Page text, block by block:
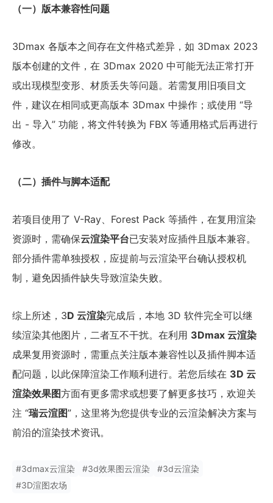
（一）版本兼容性问题
3Dmax 各版本之间存在文件格式差异，如 3Dmax 2023
版本创建的文件，在 3Dmax 2020 中可能无法正常打开
或出现模型变形、材质丢失等问题。若需复用旧项目文
件，建议在相同或更高版本 3Dmax 中操作；或使用 “导
出 - 导入” 功能，将文件转换为 FBX 等通用格式后再进行
修改。
（二）插件与脚本适配
若项目使用了 V-Ray、Forest Pack 等插件，在复用渲染
资源时，需确保云渲染平台已安装对应插件且版本兼容。
部分插件需单独授权，应提前与云渲染平台确认授权机
制，避免因插件缺失导致渲染失败。
综上所述，3D 云渲染完成后，本地 3D 软件完全可以继
续渲染其他图片，二者互不干扰。在利用 3Dmax 云渲染
成果复用资源时，需重点关注版本兼容性以及插件脚本适
配问题，以此保障渲染工作顺利进行。若您后续在 3D 云
渲染效果图方面有更多需求或想要了解更多技巧，欢迎关
注 “瑞云渲图”，这里将为您提供专业的云渲染解决方案与
前沿的渲染技术资讯。
#3dmax云渲染 #3d效果图云渲染 #3d云渲染
#3D渲图农场